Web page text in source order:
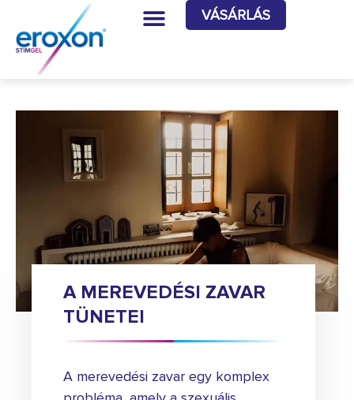
VÁSÁRLÁS
A MEREVEDÉSI ZAVAR
TÜNETEI
A merevedési zavar egy komplex